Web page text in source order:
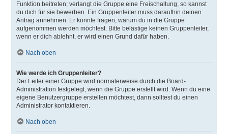
Funktion beitreten; verlangt die Gruppe eine Freischaltung, so kannst
du dich für sie bewerben. Ein Gruppenleiter muss daraufhin deinen
Antrag annehmen. Er könnte fragen, warum du in die Gruppe
aufgenommen werden möchtest. Bitte belästige keinen Gruppenleiter,
wenn er dich ablehnt, er wird einen Grund dafür haben.
Nach oben
Wie werde ich Gruppenleiter?
Der Leiter einer Gruppe wird normalerweise durch die Board-
Administration festgelegt, wenn die Gruppe erstellt wird. Wenn du eine
eigene Benutzergruppe erstellen möchtest, dann solltest du einen
Administrator kontaktieren.
Nach oben